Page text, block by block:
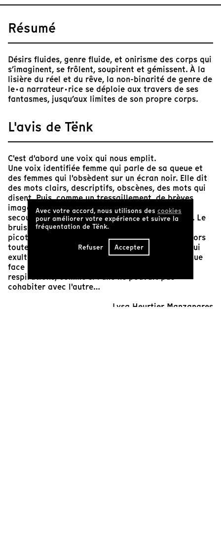
Résumé
Désirs fluides, genre fluide, et onirisme des corps qui
s’imaginent, se frôlent, soupirent et gémissent. À la
lisière du réel et du rêve, la non-binarité de genre de
le·a narrateur·rice se déploie aux travers de ses
fantasmes, jusqu’aux limites de son propre corps.
L'avis de Tënk
C'est d'abord une voix qui nous emplit.
Une voix identifiée femme qui parle de sa queue et
des femmes qui l'obsèdent sur un écran noir. Elle dit
des mots clairs, descriptifs, obscènes, des mots qui
disent. Puis, comme un tressaillement, de brèves
images d'une femme apparaissent du noir. Ses
secousses visuelles prennent le relais de la voix. Le
bruissement des images pellicule, comme des
picotements de plaisir sous la peau, prennent alors
toute la place : des corps nus qui se touchent, qui
exultent, se lèchent, se pénètrent. La voix s'est tue
face au corps, aux bruits de bouches et de
respirations, comme si l'une ne pouvait pas
cohabiter avec l'autre…
Lysa Heurtier Manzanares
Avec votre accord, nous utilisons des cookies
pour améliorer votre expérience et suivre la
fréquentation de Tënk.
Refuser Accepter